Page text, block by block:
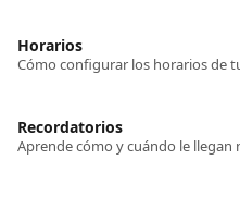
Horarios
Recordatorios